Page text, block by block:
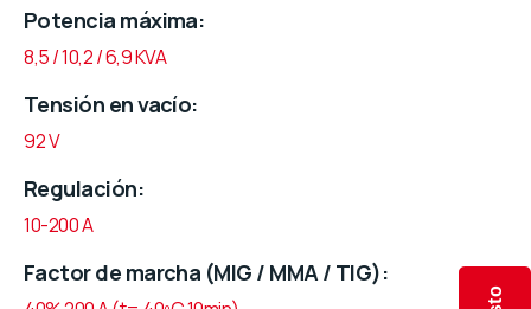
Potencia máxima
8,5 / 10,2 / 6,9 KVA
Tensión en vacío
92 V
Regulación
10-200 A
Factor de marcha (MIG / MMA / TIG)